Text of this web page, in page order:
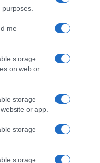
me
storage
on web or
storage
or app.
storage
storage
ad Arzachena: ferito il
salvate dai vigili
migliora il tempo in
in vacanza salva 6